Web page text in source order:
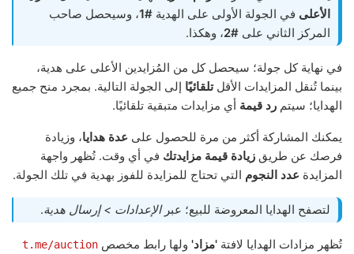
الأعلى في الجولة الأولى على الهدية #1 ، وسيحصل صاحب
المركز الثاني على #2 ، وهكذا.
في نهاية كل جولة؛ سيحصل كل من المُزايدين الأعلى على هدية،
بينما تُنقل المزايدات الأقلتلقائيًا إلى الجولة التالية. بمجرد منح جميع
الهدايا؛ سيتم رد قيمة أي مزايدات متبقية تلقائيًا.
يمكنك المشاركة أكثر من مرة للحصول على عدة هدايا، وزيادة
فرصك عن طريق زيادة قيمة مزايدتك في أي وقت. تُظهر واجهة
المزايدة عدد النجوم التي تحتاج للمزايدة للفوز بهدية في تلك الجولة.
لتصفح الهدايا المعروضة للبيع؛ عبرالإعدادات > إرسال هدية.
تُظهر مزادات الهدايا لافتة 'مزاد' ولها رابط مخصص t.me/auction